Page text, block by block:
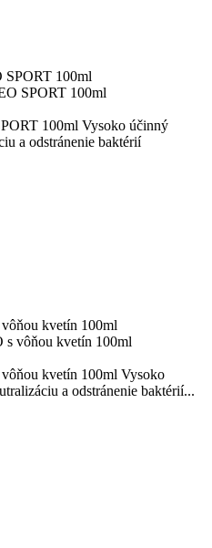
SPORT 100ml
100ml Vysoko účinný
a odstránenie baktérií
kvetín 100ml
kvetín 100ml Vysoko
a odstránenie baktérií...